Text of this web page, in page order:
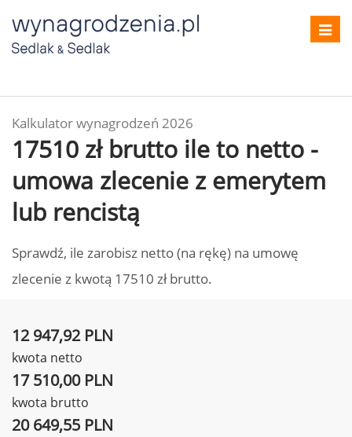
Kalkulator wynagrodzeń 2026
17510 zł brutto ile to netto -
umowa zlecenie z emerytem
lub rencistą
Sprawdź, ile zarobisz netto (na rękę) na umowę
zlecenie z kwotą 17510 zł brutto.
12 947,92 PLN
kwota netto
17 510,00 PLN
kwota brutto
20 649,55 PLN